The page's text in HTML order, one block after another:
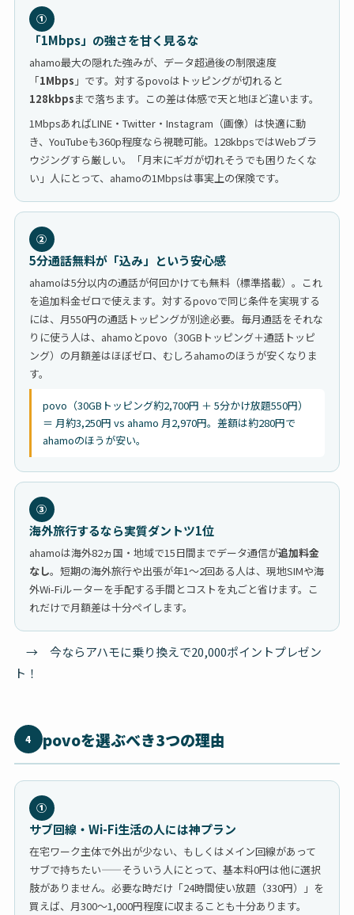
①
「1Mbps」の強さを甘く見るな
ahamo最大の隠れた強みが、データ超過後の制限速度
「1Mbps 」です。対するpovoはトッピングが切れると
128kbpsまで落ちます。この差は体感で天と地ほど違います。
1MbpsあればLINE・Twitter・Instagram（画像）は快適に動
き、YouTubeも360p程度なら視聴可能。128kbpsではWebブラ
ウジングすら厳しい。「月末にギガが切れそうでも困りたくな
い」人にとって、ahamoの1Mbpsは事実上の保険です。
②
5分通話無料が「込み」という安心感
ahamoは5分以内の通話が何回かけても無料（標準搭載）。これ
を追加料金ゼロで使えます。対するpovoで同じ条件を実現する
には、月550円の通話トッピングが別途必要。毎月通話をそれな
りに使う人は、ahamoとpovo（30GBトッピング＋通話トッピ
ング）の月額差はほぼゼロ、むしろahamoのほうが安くなりま
す。
povo（30GBトッピング約2,700円 ＋ 5分かけ放題550円）
＝ 月約3,250円 vs ahamo 月2,970円。差額は約280円で
ahamoのほうが安い。
③
海外旅行するなら実質ダントツ1位
ahamoは海外82ヵ国・地域で15日間までデータ通信が追加料金
なし。短期の海外旅行や出張が年1〜2回ある人は、現地SIMや海
外Wi-Fiルーターを手配する手間とコストを丸ごと省けます。こ
れだけで月額差は十分ペイします。
→ 今ならアハモに乗り換えで20,000ポイントプレゼン
ト！
4 povoを選ぶべき3つの理由
①
サブ回線・Wi-Fi生活の人には神プラン
在宅ワーク主体で外出が少ない、もしくはメイン回線があって
サブで持ちたい——そういう人にとって、基本料0円は他に選択
肢がありません。必要な時だけ「24時間使い放題（330円）」を
買えば、月300〜1,000円程度に収まることも十分あります。